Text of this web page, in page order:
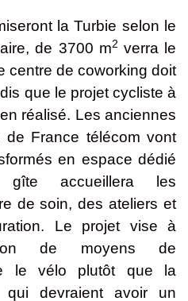
la Turbie selon le
de 3700 m2 verra le
centre de coworking doit
que le projet cycliste à
réalisé. Les anciennes
France télécom vont
en espace dédié
accueillera les
de soin, des ateliers et
Le projet vise à
de moyens de
le vélo plutôt que la
qui devraient avoir un